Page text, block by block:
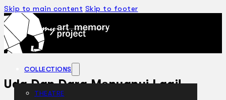
Skip to main content Skip to footer
COLLECTIONS
THEATRE
Uda Dan Dara Menyanyi Lagi!